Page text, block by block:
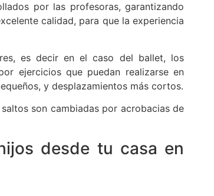
por las profesoras, garantizando
calidad, para que la experiencia
es decir en el caso del ballet, los
ejercicios que puedan realizarse en
y desplazamientos más cortos.
son cambiadas por acrobacias de
desde tu casa en